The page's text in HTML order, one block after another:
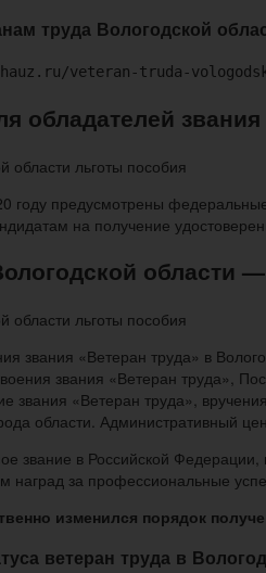
труда Вологодской
veteran-truda-
обладателей
году предусмотрены
на получение
области
звания «Ветеран труда» в
звания «Ветеран труда»,
звания «Ветеран труда»,
области. Административный
звание в Российской
наград за профессиональные
изменился порядок
ветеран труда в